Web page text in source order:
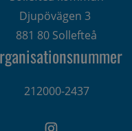
Djupövägen 3
881 80 Sollefteå
212000-2437